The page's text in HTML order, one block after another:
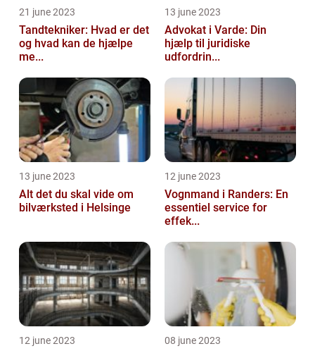
21 june 2023
Tandtekniker: Hvad er det
og hvad kan de hjælpe
me...
13 june 2023
Advokat i Varde: Din
hjælp til juridiske
udfordrin...
13 june 2023
Alt det du skal vide om
bilværksted i Helsinge
12 june 2023
Vognmand i Randers: En
essentiel service for
effek...
12 june 2023 08 june 2023